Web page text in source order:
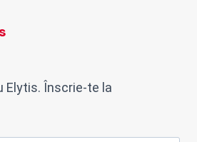
Elytis. Înscrie-te la